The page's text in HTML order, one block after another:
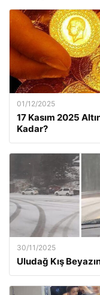
01/12/2025
17 Kasım 2025
Kadar?
30/11/2025
Uludağ Kış